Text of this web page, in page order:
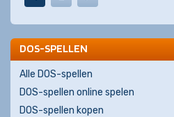
DOS-SPELLEN
Alle DOS-spellen
DOS-spellen online spelen
DOS-spellen kopen